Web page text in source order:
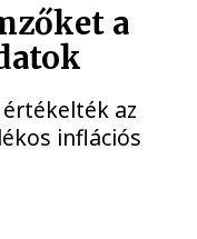
a
az
inflációs